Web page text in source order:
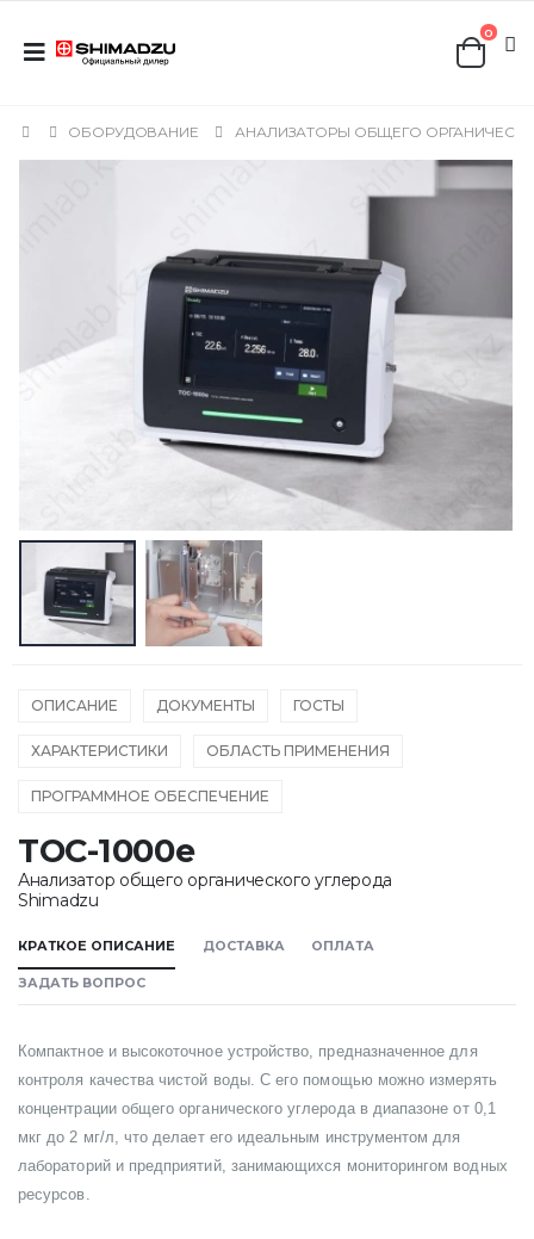
0
ОБОРУДОВАНИЕ АНАЛИЗАТОРЫ ОБЩЕГО
ОПИСАНИЕ ДОКУМЕНТЫ ГОСТЫ
ХАРАКТЕРИСТИКИ ОБЛАСТЬ ПРИМЕНЕНИЯ
ПРОГРАММНОЕ ОБЕСПЕЧЕНИЕ
TOC-1000e
Анализатор общего органического углерода
Shimadzu
КРАТКОЕ ОПИСАНИЕ ДОСТАВКА ОПЛАТА
ЗАДАТЬ ВОПРОС
Компактное и высокоточное устройство, предназначенное для
контроля качества чистой воды. С его помощью можно измерять
концентрации общего органического углерода в диапазоне от 0,1
мкг до 2 мг/л, что делает его идеальным инструментом для
лабораторий и предприятий, занимающихся мониторингом водных
ресурсов.